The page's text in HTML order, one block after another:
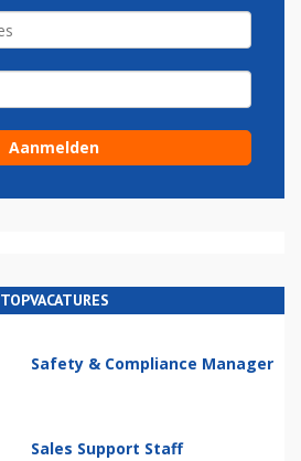
TOPVACATURES
Safety & Compliance Manager
Sales Support Staff